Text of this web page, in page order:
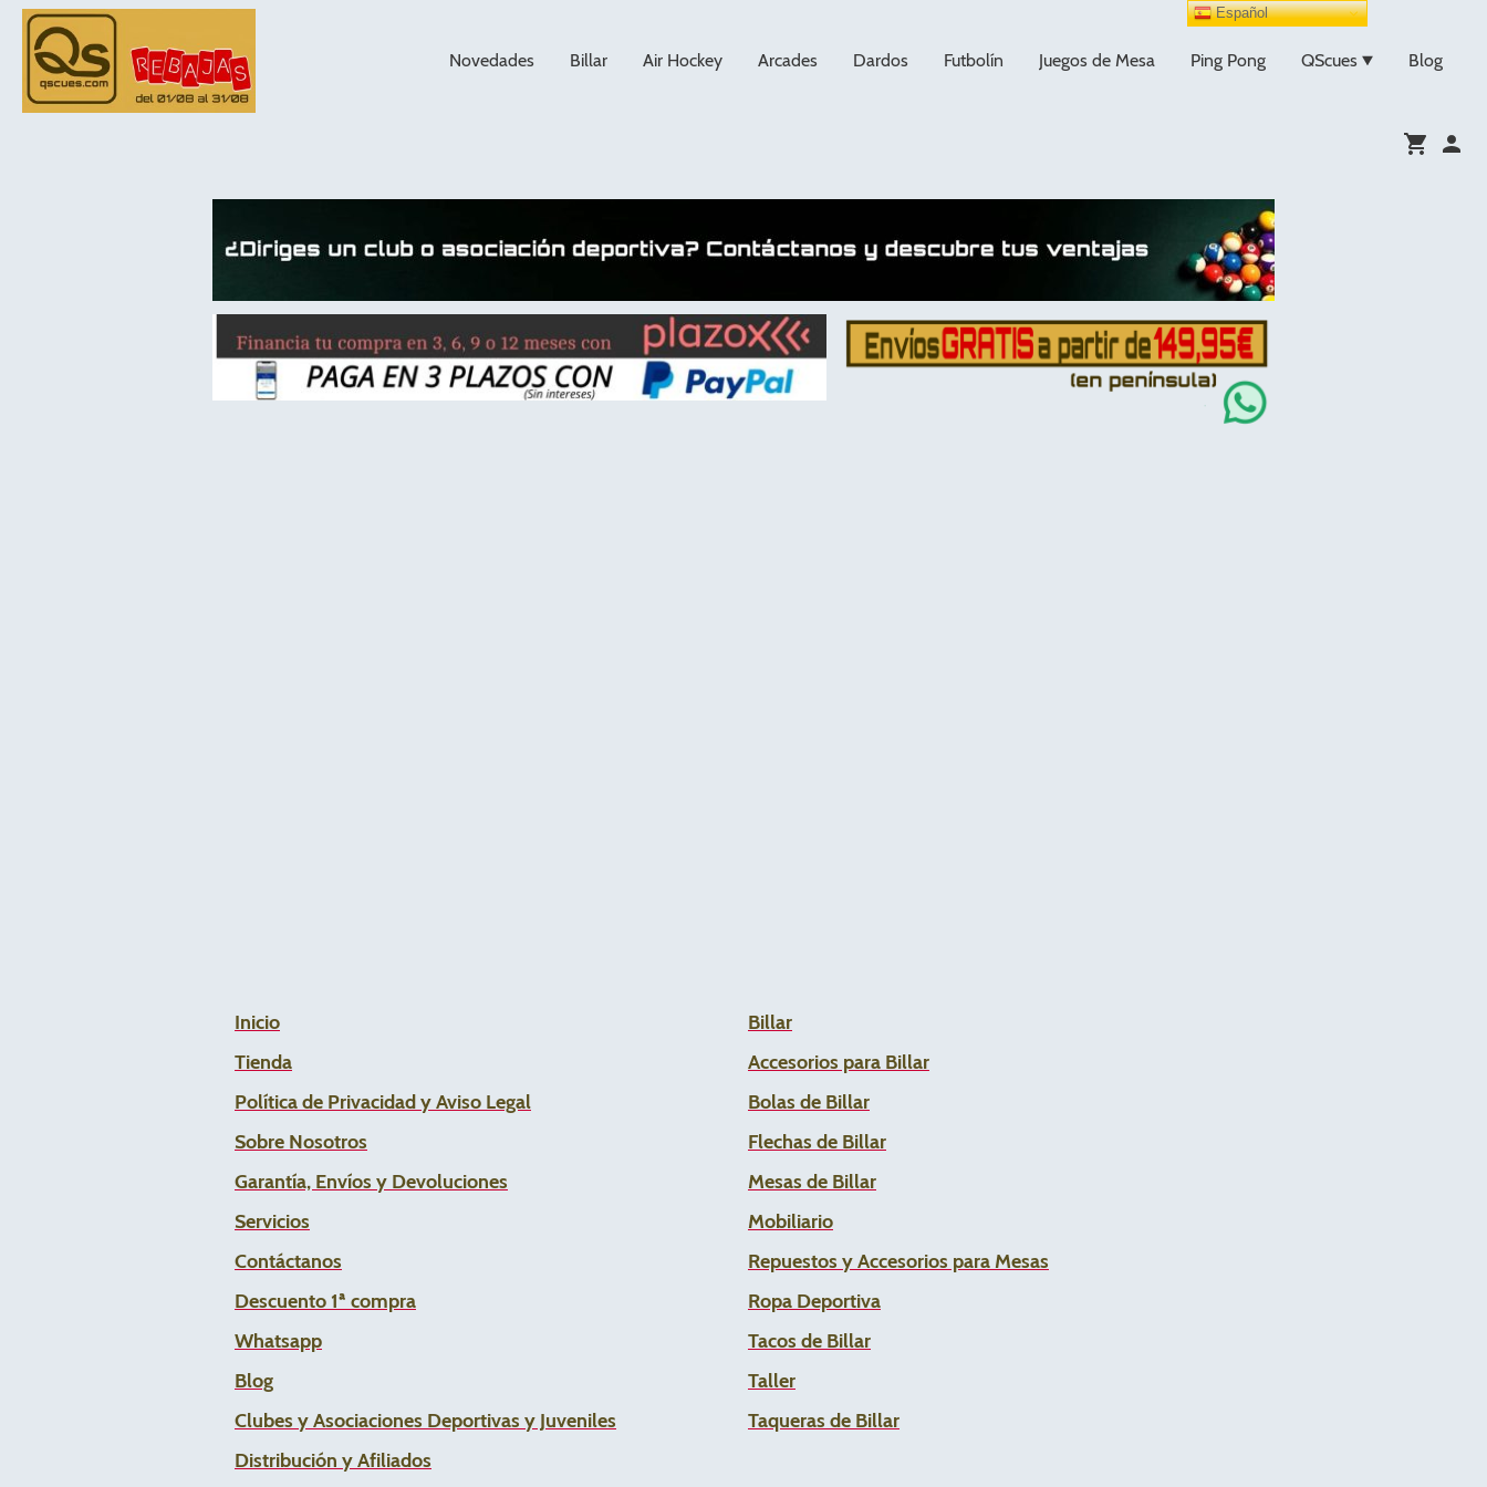
Novedades Billar Air Hockey Arcades Dardos Futbolín Juegos de Mesa Ping Pong QScues Blog
Inicio
Tienda
Política de Privacidad y Aviso Legal
Sobre Nosotros
Garantía, Envíos y Devoluciones
Servicios
Contáctanos
Descuento 1ª compra
Whatsapp
Blog
Clubes y Asociaciones Deportivas y Juveniles
Distribución y Afiliados
Billar
Accesorios para Billar
Bolas de Billar
Flechas de Billar
Mesas de Billar
Mobiliario
Repuestos y Accesorios para Mesas
Ropa Deportiva
Tacos de Billar
Taller
Taqueras de Billar
Español